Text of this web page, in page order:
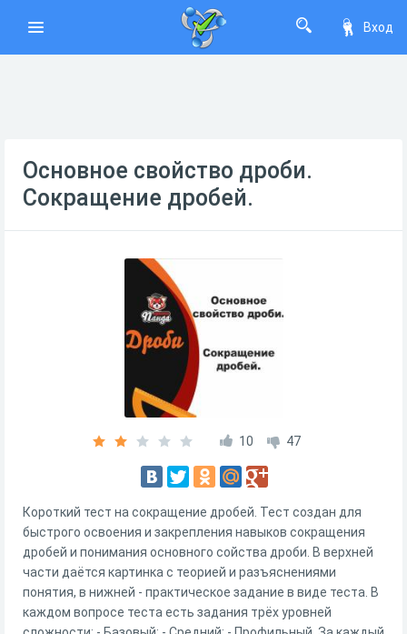
Вход
Основное свойство дроби.
Сокращение дробей.
10 47
Короткий тест на сокращение дробей. Тест создан для
быстрого освоения и закрепления навыков сокращения
дробей и понимания основного сойства дроби. В верхней
части даётся картинка с теорией и разъяснениями
понятия, в нижней - практическое задание в виде теста. В
каждом вопросе теста есть задания трёх уровней